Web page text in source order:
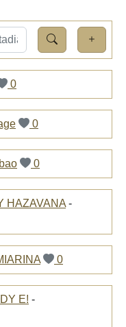
0
0
0
HAZAVANA -
0
E! -